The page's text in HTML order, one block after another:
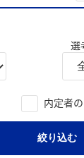
気で、「自己PR
く聞かれます。
、「PHEV車が
を辞退した学生は
な理由としていま
選
内定者
絞り込む